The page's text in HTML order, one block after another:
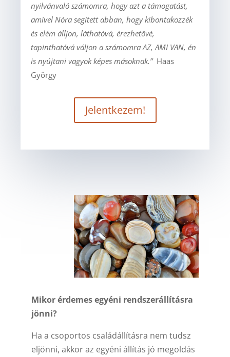
nyilvánvaló számomra, hogy azt a támogatást,
amivel Nóra segített abban, hogy kibontakozzék
és elém álljon, láthatóvá, érezhetővé,
tapinthatóvá váljon a számomra AZ, AMI VAN, én
is nyújtani vagyok képes másoknak.”Haas
György
Jelentkezem!
Mikor érdemes egyéni rendszerállításra
jönni?
Ha a csoportos családállításra nem tudsz
eljönni, akkor az egyéni állítás jó megoldás